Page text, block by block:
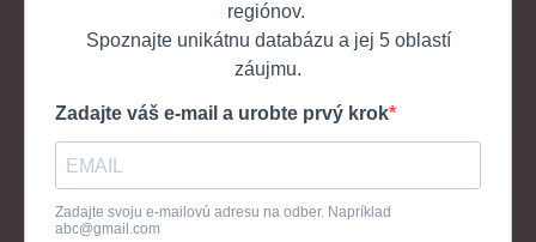
regiónov.
Spoznajte unikátnu databázu a jej 5 oblastí
záujmu.
Zadajte váš e-mail a urobte prvý krok
Zadajte svoju e-mailovú adresu na odber. Napríklad
abc@gmail.com